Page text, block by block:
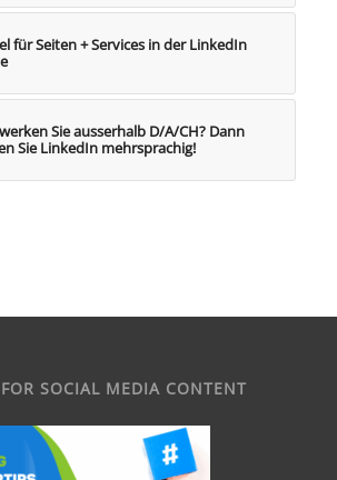
für Seiten + Services in der LinkedIn
Sie ausserhalb D/A/CH? Dann
Sie LinkedIn mehrsprachig!
SOCIAL MEDIA CONTENT